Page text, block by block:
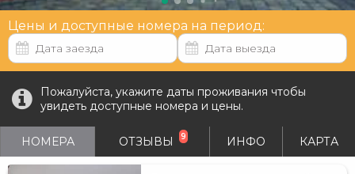
Цены и доступные номера на период:
Пожалуйста, укажите даты проживания чтобы
увидеть доступные номера и цены.
НОМЕРА ОТЗЫВЫ 9 ИНФО КАРТА